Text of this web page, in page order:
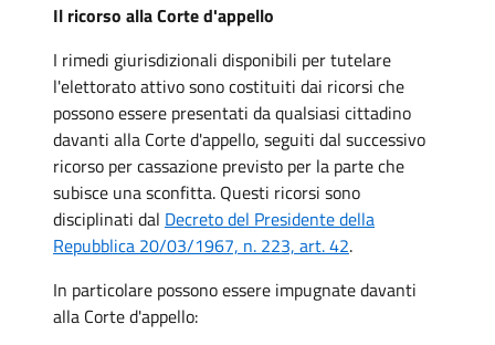
Il ricorso alla Corte d'appello
I rimedi giurisdizionali disponibili per tutelare
l'elettorato attivo sono costituiti dai ricorsi che
possono essere presentati da qualsiasi cittadino
davanti alla Corte d'appello, seguiti dal successivo
ricorso per cassazione previsto per la parte che
subisce una sconfitta. Questi ricorsi sono
disciplinati dal Decreto del Presidente della
Repubblica 20/03/1967, n. 223, art. 42.
In particolare possono essere impugnate davanti
alla Corte d'appello: